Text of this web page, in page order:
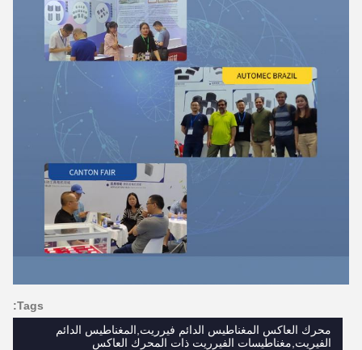
Tags:
محرك العاكس المغناطيس الدائم فيرريت,المغناطيس الدائم
الفيريت,مغناطيسات الفيرريت ذات المحرك العاكس